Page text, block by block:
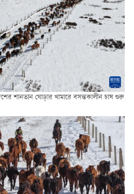
শানতান ঘোড়ার খামারে বসন্তকালীন চাষ শুরু